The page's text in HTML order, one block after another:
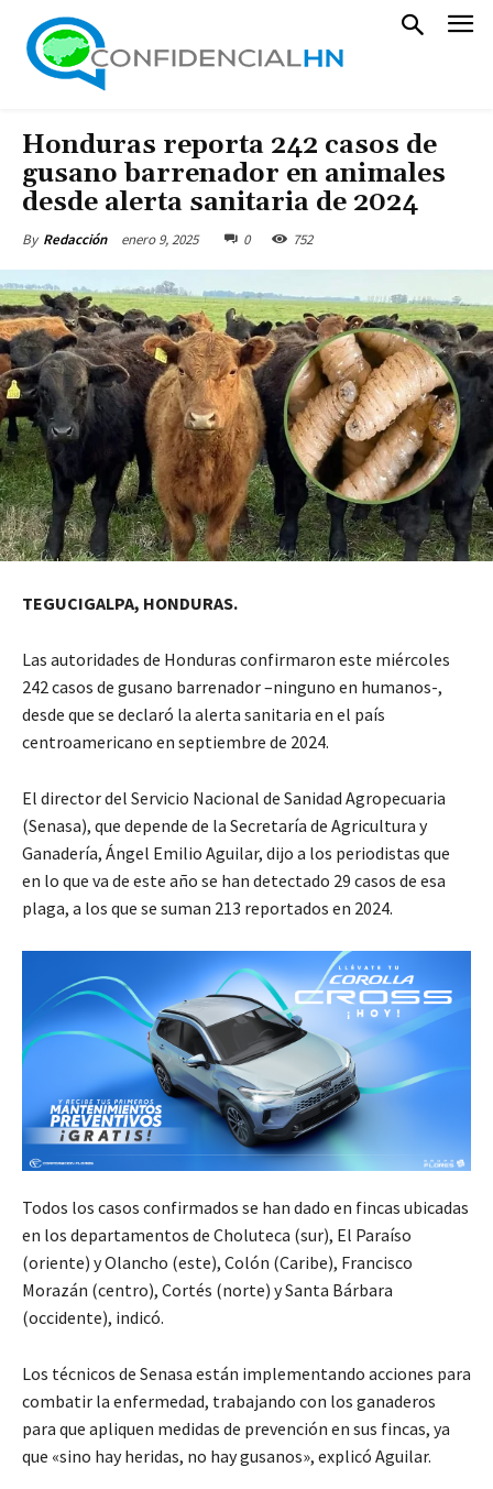
Honduras reporta 242 casos de
gusano barrenador en animales
desde alerta sanitaria de 2024
By Redacción enero 9, 2025 0 752
TEGUCIGALPA, HONDURAS.
Las autoridades de Honduras confirmaron este miércoles
242 casos de gusano barrenador –ninguno en humanos-,
desde que se declaró la alerta sanitaria en el país
centroamericano en septiembre de 2024.
El director del Servicio Nacional de Sanidad Agropecuaria
(Senasa), que depende de la Secretaría de Agricultura y
Ganadería, Ángel Emilio Aguilar, dijo a los periodistas que
en lo que va de este año se han detectado 29 casos de esa
plaga, a los que se suman 213 reportados en 2024.
Todos los casos confirmados se han dado en fincas ubicadas
en los departamentos de Choluteca (sur), El Paraíso
(oriente) y Olancho (este), Colón (Caribe), Francisco
Morazán (centro), Cortés (norte) y Santa Bárbara
(occidente), indicó.
Los técnicos de Senasa están implementando acciones para
combatir la enfermedad, trabajando con los ganaderos
para que apliquen medidas de prevención en sus fincas, ya
que «sino hay heridas, no hay gusanos», explicó Aguilar.